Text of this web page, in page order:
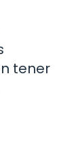
tener